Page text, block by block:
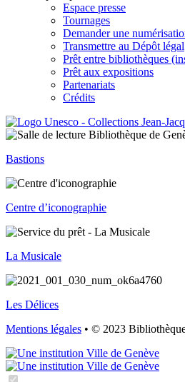
Espace presse
Tournages
Demander une
Transmettre au Dépôt légal
Prêt entre bibliothèques
Prêt aux expositions
Partenariats
Crédits
Bastions
Centre d’iconographie
La Musicale
Les Délices
Mentions légales • © 2023